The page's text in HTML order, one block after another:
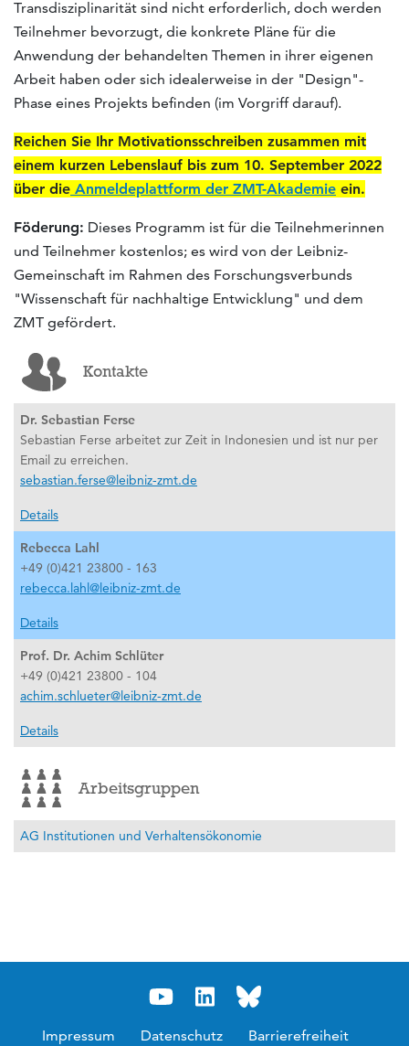
Transdisziplinarität sind nicht erforderlich, doch werden
Teilnehmer bevorzugt, die konkrete Pläne für die
Anwendung der behandelten Themen in ihrer eigenen
Arbeit haben oder sich idealerweise in der "Design"-
Phase eines Projekts befinden (im Vorgriff darauf).
Reichen Sie Ihr Motivationsschreiben zusammen mit
einem kurzen Lebenslauf bis zum 10. September 2022
über die Anmeldeplattform der ZMT-Akademie ein.
Föderung: Dieses Programm ist für die Teilnehmerinnen
und Teilnehmer kostenlos; es wird von der Leibniz-
Gemeinschaft im Rahmen des Forschungsverbunds
"Wissenschaft für nachhaltige Entwicklung" und dem
ZMT gefördert.
Kontakte
Dr. Sebastian Ferse
Sebastian Ferse arbeitet zur Zeit in Indonesien und ist nur per
Email zu erreichen.
sebastian.ferse@leibniz-zmt.de
Details
Rebecca Lahl
+49 (0)421 23800 - 163
rebecca.lahl@leibniz-zmt.de
Details
Prof. Dr. Achim Schlüter
+49 (0)421 23800 - 104
achim.schlueter@leibniz-zmt.de
Details
Arbeitsgruppen
AG Institutionen und Verhaltensökonomie
Impressum Datenschutz
Barrierefreiheit